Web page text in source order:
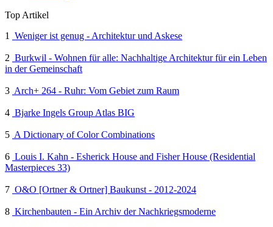
Top Artikel
1
Weniger ist genug - Architektur und Askese
2 Burkwil - Wohnen für alle: Nachhaltige Architektur für ein Leben
in der Gemeinschaft
3 Arch+ 264 - Ruhr: Vom Gebiet zum Raum
4 Bjarke Ingels Group Atlas BIG
5 A Dictionary of Color Combinations
6 Louis I. Kahn - Esherick House and Fisher House (Residential
Masterpieces 33)
7 O&O [Ortner & Ortner] Baukunst - 2012-2024
8 Kirchenbauten - Ein Archiv der Nachkriegsmoderne